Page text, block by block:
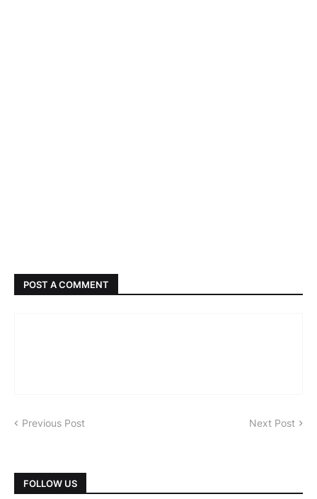
POST A COMMENT
Previous Post Next Post
FOLLOW US